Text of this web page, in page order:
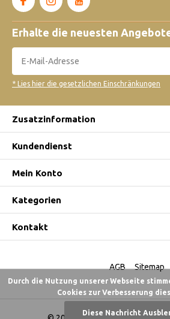
Erhalte die neuesten
* Lies hier die gesetzlichen Einschränkungen
Zusatzinformation
Kundendienst
Mein Konto
Kategorien
Kontakt
AGB Sitemap
Durch die Nutzung unserer Webseite
Cookies zur Verbesserung
Diese Nachricht